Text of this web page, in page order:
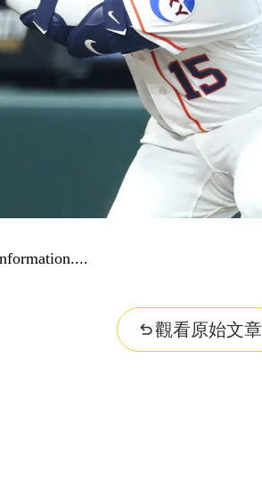
觀看原始文章